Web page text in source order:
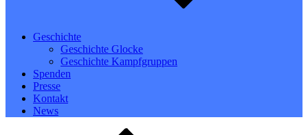
Geschichte
Geschichte Glocke
Geschichte Kampfgruppen
Spenden
Presse
Kontakt
News